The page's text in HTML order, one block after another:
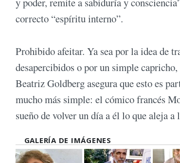
correcto “espíritu interno”.
Prohibido afeitar. Ya sea por la idea de
desapercibidos o por un simple
Beatriz Goldberg asegura que esto es
mucho más simple: el cómico francés
sueño de volver un día a él lo que aleja
GALERÍA DE IMÁGENES